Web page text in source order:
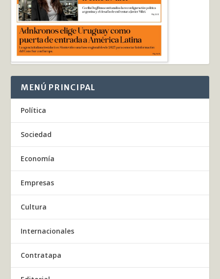
MENÚ PRINCIPAL
Política
Sociedad
Economía
Empresas
Cultura
Internacionales
Contratapa